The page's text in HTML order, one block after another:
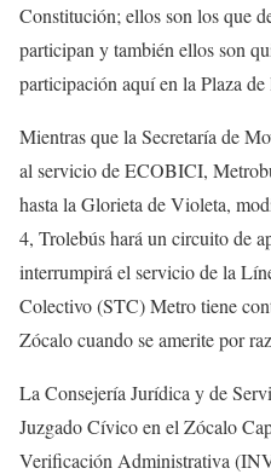
Constitución; ellos son los que
participan y también ellos son
participación aquí en la Plaza
Mientras que la Secretaría de
al servicio de ECOBICI,
hasta la Glorieta de Violeta,
4, Trolebús hará un circuito de
interrumpirá el servicio de la
Colectivo (STC) Metro tiene
Zócalo cuando se amerite por
La Consejería Jurídica y de
Juzgado Cívico en el Zócalo
Verificación Administrativa